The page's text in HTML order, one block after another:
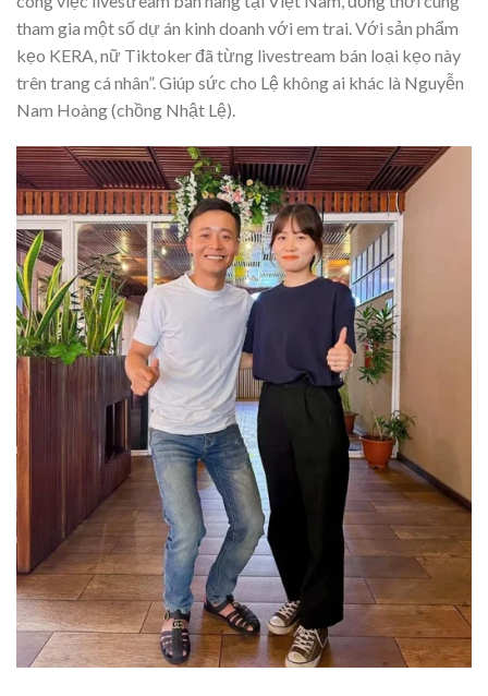
tham gia một số dự án kinh doanh với em trai. Với sản phẩm
kẹo KERA, nữ Tiktoker đã từng livestream bán loại kẹo này
trên trang cá nhân”. Giúp sức cho Lệ không ai khác là Nguyễn
Nam Hoàng (chồng Nhật Lệ).